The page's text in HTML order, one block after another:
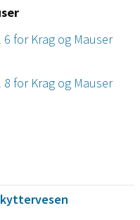
for Krag og Mauser
for Krag og Mauser